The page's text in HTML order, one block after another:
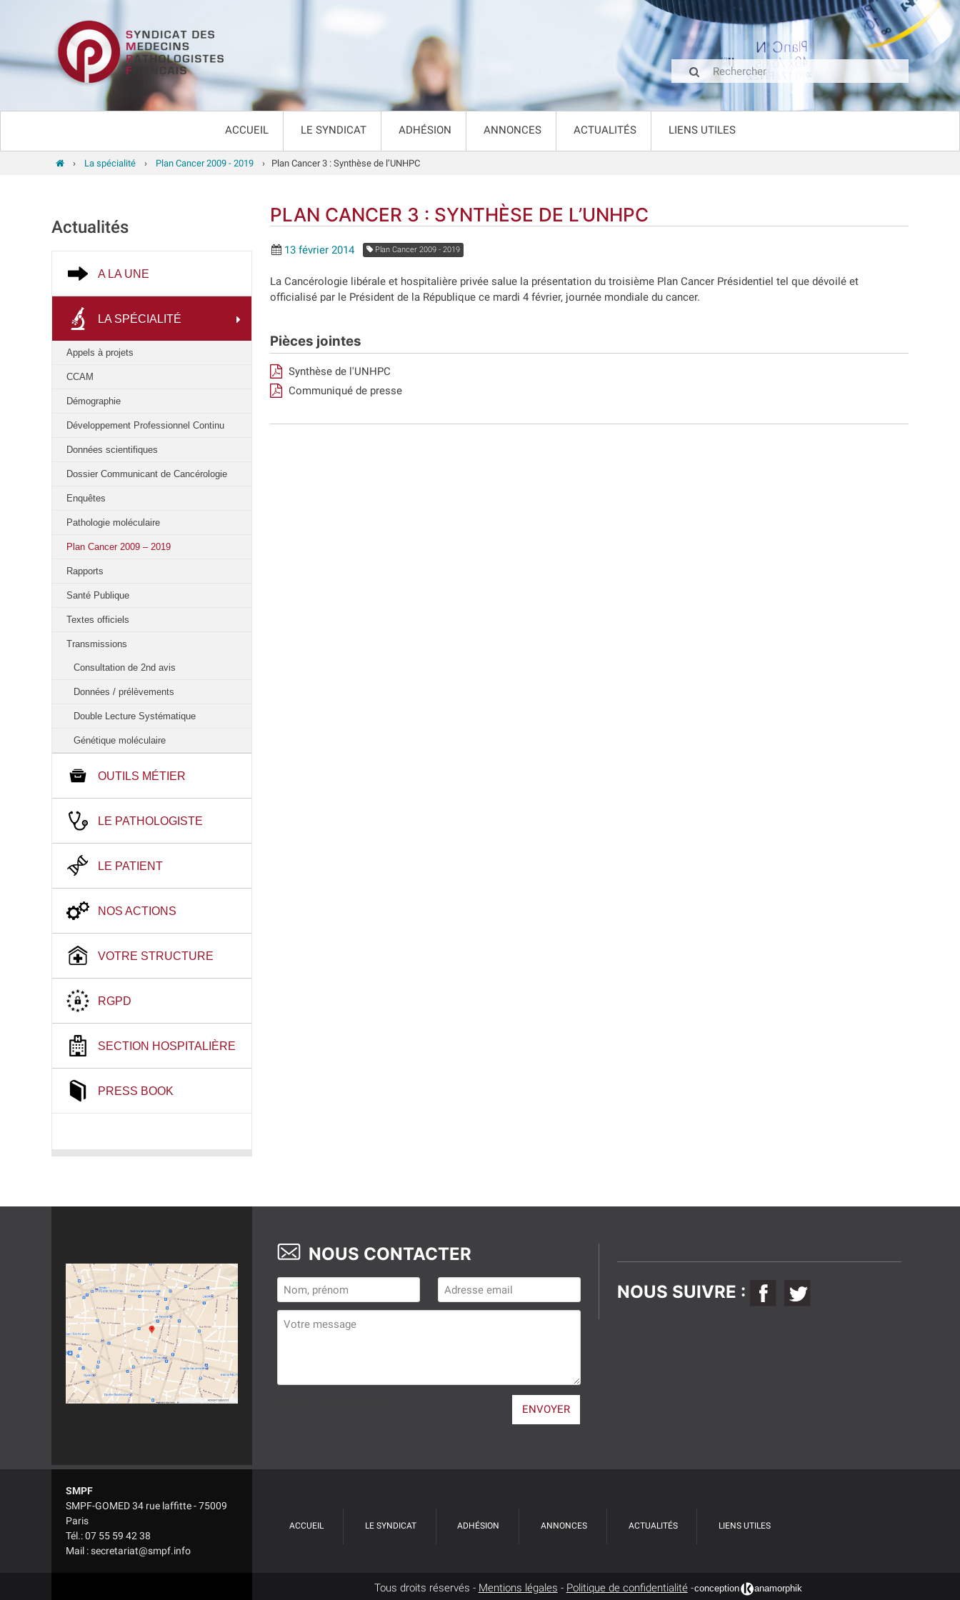
ACCUEIL LE SYNDICAT ADHÉSION ANNONCES ACTUALITÉS LIENS UTILES
› La spécialité › Plan Cancer 2009 - 2019 › Plan Cancer 3 : Synthèse de l’UNHPC
Actualités
A LA UNE
LA SPÉCIALITÉ
Appels à projets
CCAM
Démographie
Développement Professionnel Continu
Données scientifiques
Dossier Communicant de Cancérologie
Enquêtes
Pathologie moléculaire
Plan Cancer 2009 – 2019
Rapports
Santé Publique
Textes officiels
Transmissions
Consultation de 2nd avis
Données / prélèvements
Double Lecture Systématique
Génétique moléculaire
OUTILS MÉTIER
LE PATHOLOGISTE
LE PATIENT
NOS ACTIONS
VOTRE STRUCTURE
RGPD
SECTION HOSPITALIÈRE
PRESS BOOK
PLAN CANCER 3 : SYNTHÈSE DE L’UNHPC
13 février 2014 Plan Cancer 2009 - 2019
La Cancérologie libérale et hospitalière privée salue la présentation du troisième Plan Cancer Présidentiel tel que dévoilé et
officialisé par le Président de la République ce mardi 4 février, journée mondiale du cancer.
Pièces jointes
Synthèse de l'UNHPC
Communiqué de presse
NOUS CONTACTER
ENVOYER
NOUS SUIVRE :
SMPF
SMPF-GOMED 34 rue laffitte - 75009
Paris
Tél.: 07 55 59 42 38
Mail : secretariat@smpf.info
ACCUEIL LE SYNDICAT ADHÉSION ANNONCES ACTUALITÉS LIENS UTILES
Tous droits réservés - Mentions légales - Politique de confidentialité-